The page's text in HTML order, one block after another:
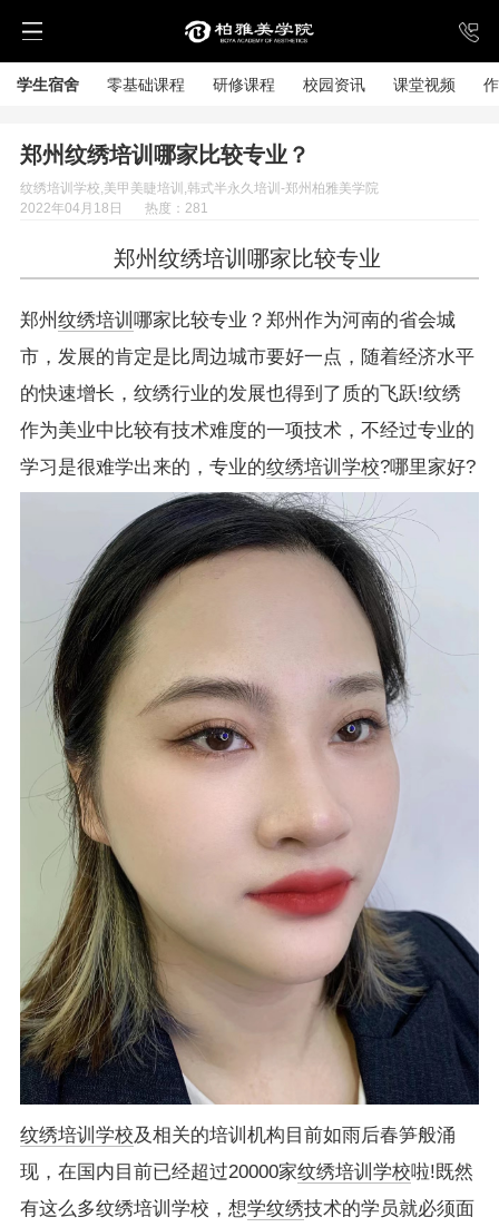
学生宿舍 零基础课程 研修课程 校园资讯 课堂视频
郑州纹绣培训哪家比较专业？
纹绣培训学校,美甲美睫培训,韩式半永久培训-郑州柏雅美学院
2022年04月18日
热度：281
郑州纹绣培训哪家比较专业
郑州 纹绣培训 哪家比较专业？郑州作为河南的省会城
市，发展的肯定是比周边城市要好一点，随着经济水平
的快速增长，纹绣行业的发展也得到了质的飞跃!纹绣
作为美业中比较有技术难度的一项技术，不经过专业的
学习是很难学出来的，专业的纹绣培训学校?哪里家好?
纹绣培训学校及相关的培训机构目前如雨后春笋般涌
现，在国内目前已经超过20000家纹绣培训学校啦!既然
有这么多纹绣培训学校，想学纹绣技术的学员就必须面